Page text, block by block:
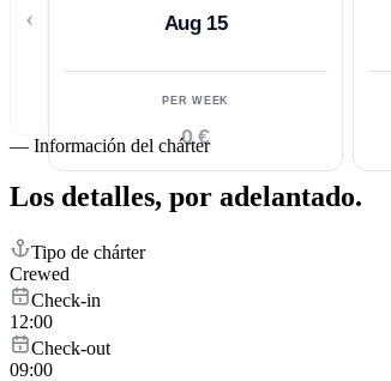
‹ Aug 15
PER WEEK
0 €
— Información del chárter
Los detalles, por adelantado.
Tipo de chárter
Crewed
Check-in
12:00
Check-out
09:00